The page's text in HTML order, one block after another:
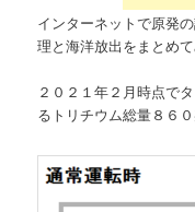
インターネットで原発
理と海洋放出をまとめて
２０２１年２月時点で
るトリチウム総量８６０